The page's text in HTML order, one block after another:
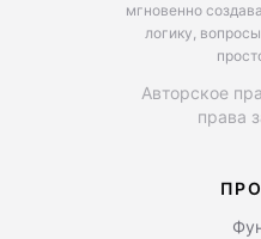
мгновенно
логику,
Авторское
права